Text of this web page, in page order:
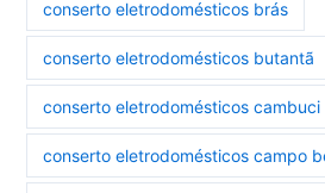
conserto eletrodomésticos brás
conserto eletrodomésticos butantã
conserto eletrodomésticos cambuci
conserto eletrodomésticos campo